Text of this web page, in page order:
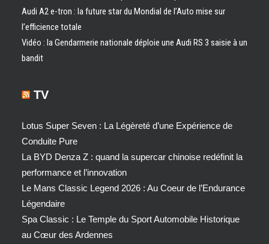
Audi A2 e-tron : la future star du Mondial de l’Auto mise sur
l’efficience totale
Vidéo : la Gendarmerie nationale déploie une Audi RS 3 saisie à un
bandit
TV
Lotus Super Seven : La Légèreté d’une Expérience de
Conduite Pure
La BYD Denza Z : quand la supercar chinoise redéfinit la
performance et l’innovation
Le Mans Classic Legend 2026 : Au Coeur de l’Endurance
Légendaire
Spa Classic : Le Temple du Sport Automobile Historique
au Cœur des Ardennes